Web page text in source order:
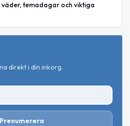
väder, temadagar och viktiga
direkt i din inkorg.
Prenumerera